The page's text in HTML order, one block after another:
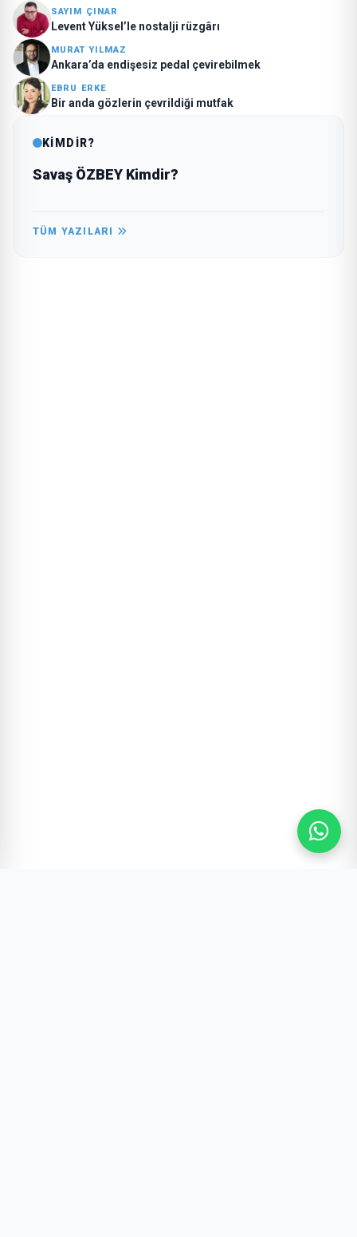
SAYIM ÇINAR
Levent Yüksel’le nostalji rüzgârı
MURAT YILMAZ
Ankara’da endişesiz pedal çevirebilmek
EBRU ERKE
Bir anda gözlerin çevrildiği mutfak
KİMDİR?
Savaş ÖZBEY Kimdir?
TÜM YAZILARI